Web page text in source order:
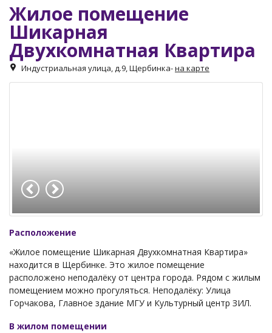
Жилое помещение
Шикарная
Двухкомнатная Квартира
Индустриальная улица, д.9, Щербинка-на карте
Расположение
«Жилое помещение Шикарная Двухкомнатная Квартира»
находится в Щербинке. Это жилое помещение
расположено неподалёку от центра города. Рядом с жилым
помещением можно прогуляться. Неподалёку: Улица
Горчакова, Главное здание МГУ и Культурный центр ЗИЛ.
В жилом помещении